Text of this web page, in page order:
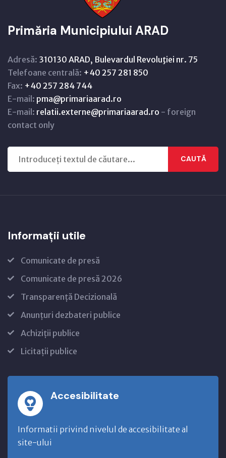
Primăria Municipiului ARAD
Adresă: 310130 ARAD, Bulevardul Revoluţiei nr. 75
Telefoane centrală: +40 257 281 850
Fax: +40 257 284 744
E-mail: pma@primariaarad.ro
E-mail: relatii.externe@primariaarad.ro - foreign
contact only
CAUTĂ
Informații utile
Comunicate de presă
Comunicate de presă 2026
Transparență Decizională
Anunțuri dezbateri publice
Achiziții publice
Licitații publice
Accesibilitate
Informatii privind nivelul de accesibilitate al
site-ului